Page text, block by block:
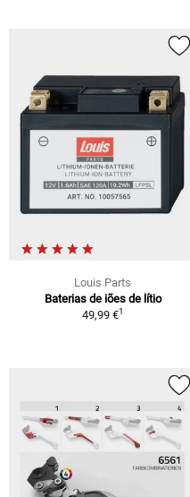
Louis Parts
Baterias de iões de lítio
49,99 €1